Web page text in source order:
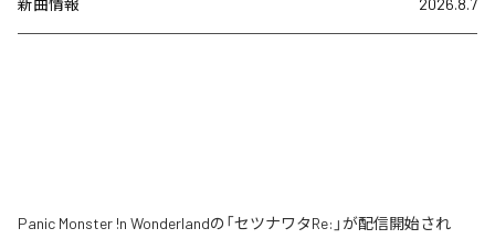
Panic Monster !n Wonderlandの「セツナワタRe:」が配信開始され